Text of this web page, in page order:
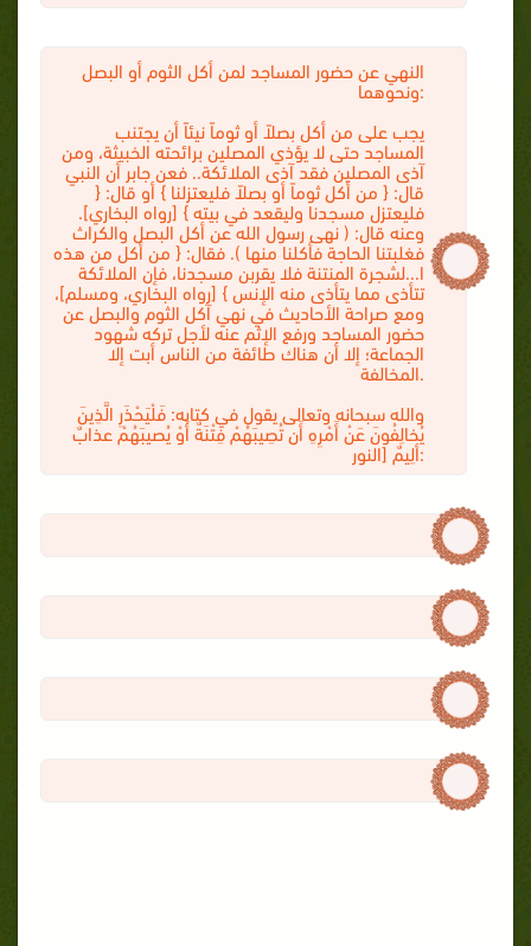
النهي عن حضور المساجد لمن أكل الثوم أو البصل
ونحوهما:
يجب على من أكل بصلاً أو ثوماً نيئاً أن يجتنب
المساجد حتى لا يؤذي المصلين برائحته الخبيثة، ومن
آذى المصلين فقد آذى الملائكة.. فعن جابر أن النبي
قال: { من أكل ثوماً أو بصلاً فليعتزلنا } أو قال: {
فليعتزل مسجدنا وليقعد في بيته } [رواه البخاري].
وعنه قال: ( نهى رسول الله عن أكل البصل والكراث
فغلبتنا الحاجة فأكلنا منها ). فقال: { من أكل من هذه
ا...لشجرة المنتنة فلا يقربن مسجدنا، فإن الملائكة
تتأذى مما يتأذى منه الإنس } [رواه البخاري، ومسلم]،
ومع صراحة الأحاديث في نهي آكل الثوم والبصل عن
حضور المساجد ورفع الإثم عنه لأجل تركه شهود
الجماعة؛ إلا أن هناك طائفة من الناس أبت إلا
المخالفة.
والله سبحانه وتعالى يقول في كتابه: فَلْيَحْذَرِ الَّذِينَ
يُخالِفُونَ عَنْ أَمْرِهِ أَن تُصِيبَهُمْ فِتْنَةٌ أَوْ يُصيبَهُمْ عذابٌ
ألِيمٌ [النور: